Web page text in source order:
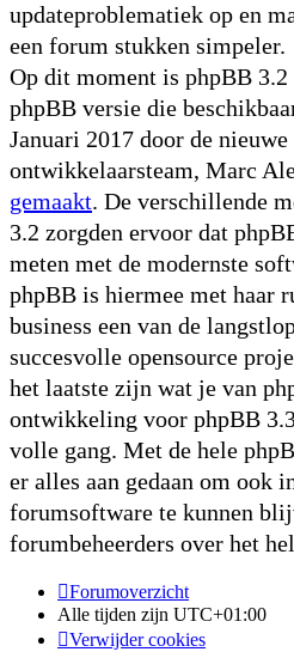
updateproblematiek op en
een forum stukken simpeler.
Op dit moment is phpBB 3.2
phpBB versie die
Januari 2017 door de
ontwikkelaarsteam, Marc
gemaakt. De verschillende
3.2 zorgden ervoor dat
meten met de modernste
phpBB is hiermee met haar
business een van de
succesvolle opensource
het laatste zijn wat je van
ontwikkeling voor phpBB
volle gang. Met de hele
er alles aan gedaan om ook
forumsoftware te kunnen
forumbeheerders over het
Forumoverzicht
Alle tijden zijn UTC+01:00
Verwijder cookies